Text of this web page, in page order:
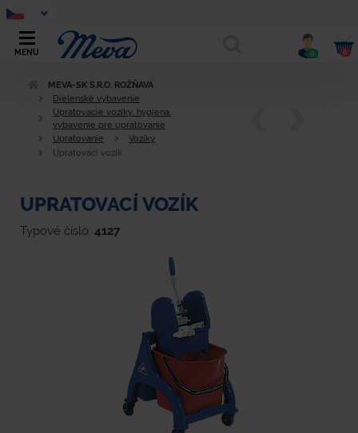
MENU 0 0
MEVA-SK S.R.O. ROŽŇAVA
Dielenské vybavenie
Upratovacie vozíky, hygiena,
vybavenie pre upratovanie
Upratovanie
Vozíky
Upratovací vozík
UPRATOVACÍ VOZÍK
Typové číslo: 4127